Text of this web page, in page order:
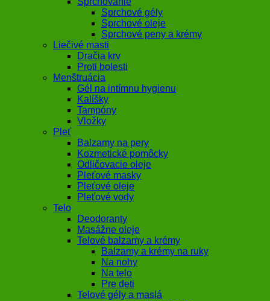
Sprchové gély
Sprchové oleje
Sprchové peny a krémy
Liečivé masti
Dračia krv
Proti bolesti
Menštruácia
Gél na intímnu hygienu
Kalíšky
Tampóny
Vložky
Pleť
Balzamy na pery
Kozmetické pomôcky
Odličovacie oleje
Pleťové masky
Pleťové oleje
Pleťové vody
Telo
Deodoranty
Masážne oleje
Telové balzamy a krémy
Balzamy a krémy na ruky
Na nohy
Na telo
Pre deti
Telové gély a maslá